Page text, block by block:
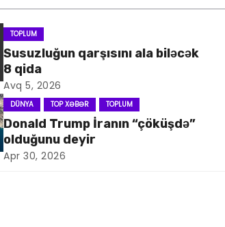
TOPLUM
Susuzluğun qarşısını ala biləcək
8 qida
Avq 5, 2026
DÜNYA TOP XƏBƏR TOPLUM
Donald Trump İranın “çöküşdə”
olduğunu deyir
Apr 30, 2026